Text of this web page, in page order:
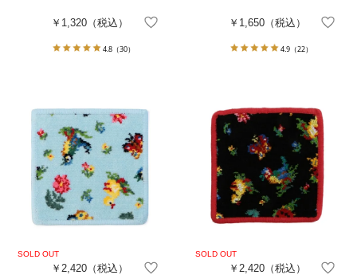
￥1,320 （税込）
4.8（30）
￥1,650（税込）
4.9（22）
￥2,420 （税込） ￥2,420（税込）